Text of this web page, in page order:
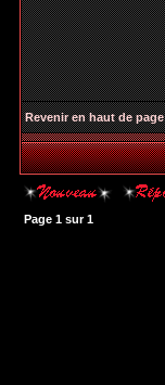
Revenir en haut de page
Page 1 sur1